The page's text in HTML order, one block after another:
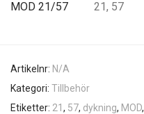
MOD 21/57 21, 57
Artikelnr: N/A
Kategori: Tillbehör
Etiketter: 21 , 57, dykning, MOD,